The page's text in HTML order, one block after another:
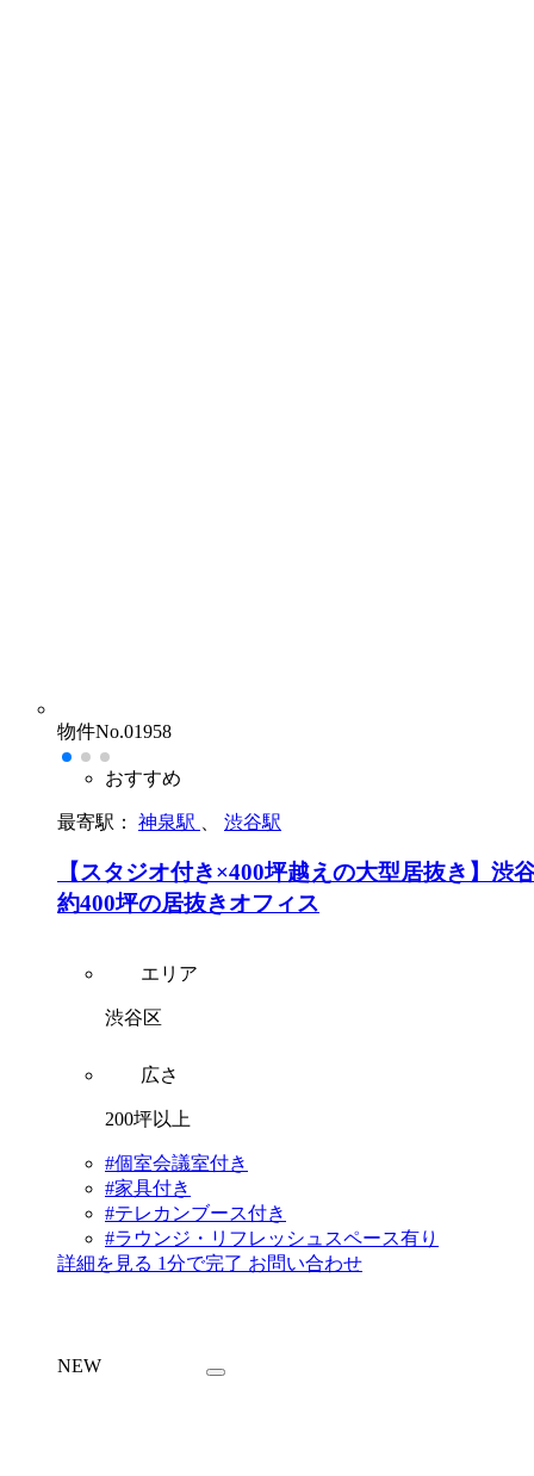
物件No.01958
おすすめ
最寄駅： 神泉駅 渋谷駅
【スタジオ付き×400坪越えの大型居抜き】渋
約400坪の居抜きオフィス
エリア
渋谷区
広さ
200坪以上
#個室会議室付き
#家具付き
#テレカンブース付き
#ラウンジ・リフレッシュスペース有り
詳細を見る 1分で完了 お問い合わせ
NEW